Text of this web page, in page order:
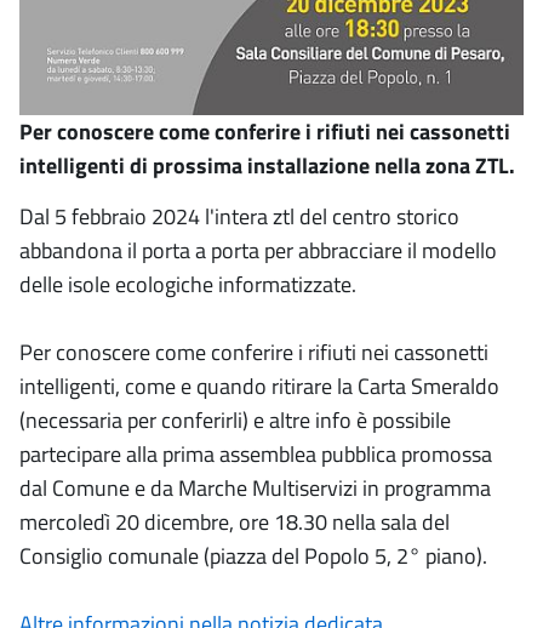
Per conoscere come conferire i rifiuti nei cassonetti
intelligenti di prossima installazione nella zona ZTL.
Dal 5 febbraio 2024 l'intera ztl del centro storico
abbandona il porta a porta per abbracciare il modello
delle isole ecologiche informatizzate.
Per conoscere come conferire i rifiuti nei cassonetti
intelligenti, come e quando ritirare la Carta Smeraldo
(necessaria per conferirli) e altre info è possibile
partecipare alla prima assemblea pubblica promossa
dal Comune e da Marche Multiservizi in programma
mercoledì 20 dicembre, ore 18.30 nella sala del
Consiglio comunale (piazza del Popolo 5, 2° piano).